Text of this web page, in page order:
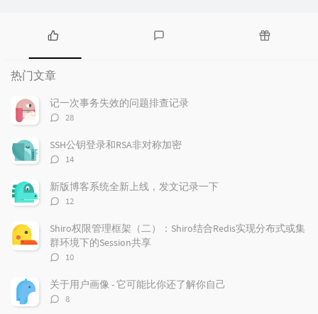
热
门
文
章
论
热门文章
记一次事务失效的问题排查记录
评
数：
28
SSH公钥登录和RSA非对称加密
评
数：
14
新版博客系统全新上线，发文记录一下
评
数：
12
Shiro权限管理框架（二）：Shiro结合Redis实现分布式或集
群环境下的Session共享
评
数：
10
关于用户画像 - 它可能比你还了解你自己
评
8